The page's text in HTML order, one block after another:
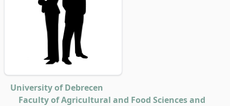
University of Debrecen
Faculty of Agricultural and Food Sciences and